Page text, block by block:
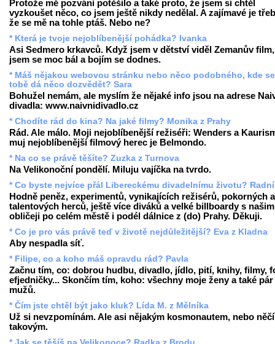
Protože mě pozvání potěšilo a také proto, že jsem si chtěl
vyzkoušet něco, co jsem ještě nikdy nedělal. A zajímavé je
že se mě na tohle ptáš. Nebo ne?
* Která je tvoje nejoblíbenější pohádka? Ivanka
Asi Sedmero krkavců. Když jsem v dětství viděl Zemanův
jsem se moc bál a bojím se dodnes.
* Máš nějakou webovou stránku nebo něco podobného, kde
tobě dá něco dozvědět? Sara
Bohužel nemám, ale myslím že nějaké info jsou na adrese
divadla: www.naivnidivadlo.cz
* Chodíte rád do kina? Na jaké filmy? Monika z Prahy
Rád. Ale málo. Moji nejoblíbenější režiséři: Wenders a
muj nejoblíbenější filmový herec je Belmondo.
* Na co se právě těšíte? Zuzka z Turnova
Na Velikonoční pondělí. Miluju vajíčka na tvrdo.
* Co byste nejvíce přál Libereckému divadelnímu životu? Radní
Hodně peněz, experimentů, vynikajících režisérů, pokorných a
talentových herců, ještě více diváků a velké billboardy s
obličeji po celém městě i podél dálnice z (do) Prahy. Děkuji.
* Co je pro vás právě teď v životě nejdůležitější? Eva z Kladna
Aby nespadla síť.
* Filipe, co a koho máš opravdu rád? Pavla
Začnu tím, co: dobrou hudbu, divadlo, jídlo, pití, knihy, filmy,
efjedničky... Skončím tím, koho: všechny moje ženy a také pár
mužů.
* Čím jste chtěl být jako kluk? Lída M. z Mělníka
Už si nevzpomínám. Ale asi nějakým kosmonautem, nebo
takovým.